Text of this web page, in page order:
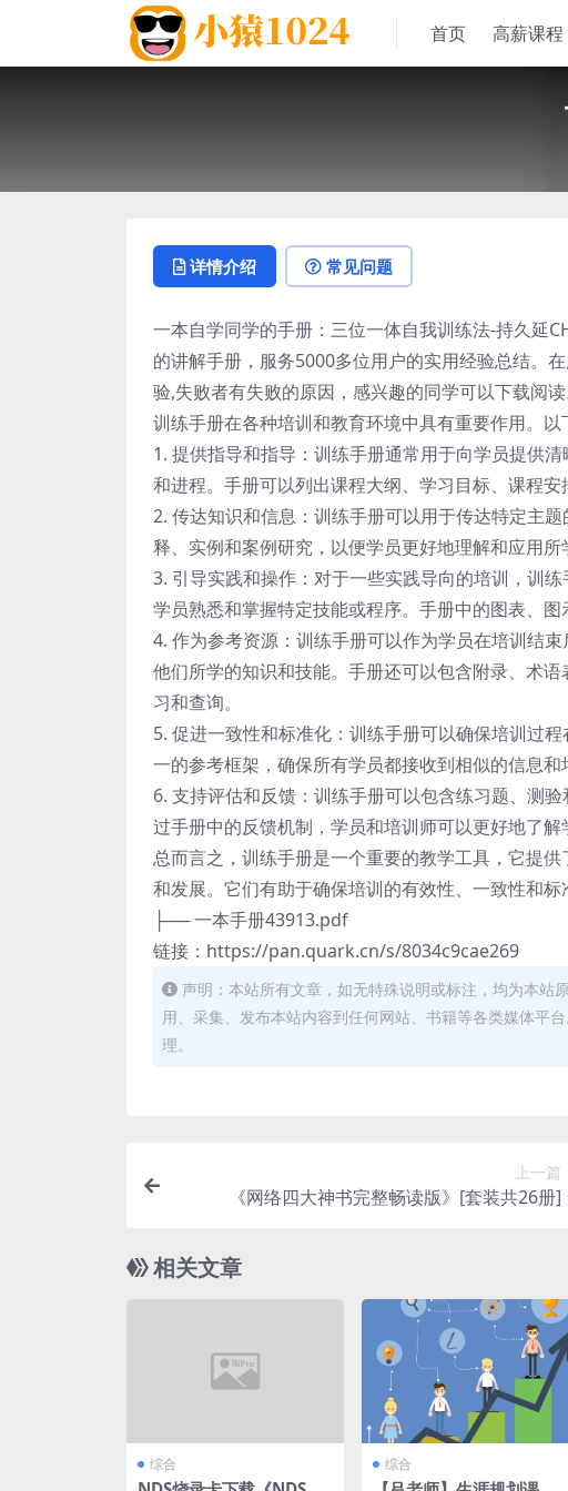
首页 高薪课程
详情介绍 常见问题
一本自学同学的手册：三位一体自我训练法-持久延
的讲解手册，服务5000多位用户的实用经验总结。
验,失败者有失败的原因，感兴趣的同学可以下载阅读
训练手册在各种培训和教育环境中具有重要作用。以
1. 提供指导和指导：训练手册通常用于向学员提供
和进程。手册可以列出课程大纲、学习目标、课程安
2. 传达知识和信息：训练手册可以用于传达特定主
释、实例和案例研究，以便学员更好地理解和应用所
3. 引导实践和操作：对于一些实践导向的培训，训
学员熟悉和掌握特定技能或程序。手册中的图表、图
4. 作为参考资源：训练手册可以作为学员在培训结
他们所学的知识和技能。手册还可以包含附录、术
习和查询。
5. 促进一致性和标准化：训练手册可以确保培训过
一的参考框架，确保所有学员都接收到相似的信息和
6. 支持评估和反馈：训练手册可以包含练习题、测
过手册中的反馈机制，学员和培训师可以更好地了解
总而言之，训练手册是一个重要的教学工具，它提
和发展。它们有助于确保培训的有效性、一致性和标
├── 一本手册43913.pdf
链接：https://pan.quark.cn/s/8034c9cae269
声明：本站所有文章，如无特殊说明或标注，均为本站
用、采集、发布本站内容到任何网站、书籍等各类媒体平
理。
上一篇
《网络四大神书完整畅读版》[套装共26册]
相关文章
综合 综合